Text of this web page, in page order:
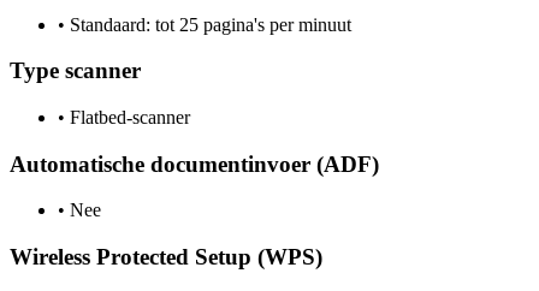
• Standaard: tot 25 pagina's per minuut
Type scanner
• Flatbed-scanner
Automatische documentinvoer (ADF)
• Nee
Wireless Protected Setup (WPS)